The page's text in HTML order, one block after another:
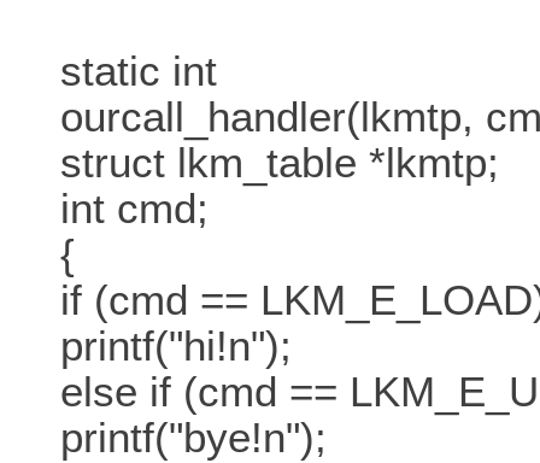
static int
ourcall_handler(lkmtp,
struct lkm_table *lkmtp;
int cmd;
{
if (cmd ==
printf("hi!n");
else if (cmd ==
printf("bye!n");